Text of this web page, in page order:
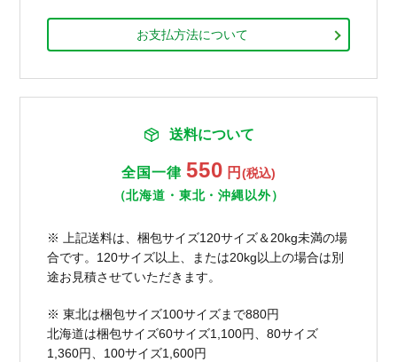
お支払方法について
送料について
全国一律 550 円 (税込)
（北海道・東北・沖縄以外）
※ 上記送料は、梱包サイズ120サイズ＆20kg未満の場
合です。120サイズ以上、または20kg以上の場合は別
途お見積させていただきます。
※ 東北は梱包サイズ100サイズまで880円
北海道は梱包サイズ60サイズ1,100円、80サイズ
1,360円、100サイズ1,600円